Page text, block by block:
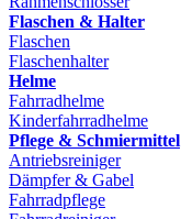
Flaschen & Halter
Flaschen
Flaschenhalter
Helme
Fahrradhelme
Kinderfahrradhelme
Pflege & Schmiermittel
Antriebsreiniger
Dämpfer & Gabel
Fahrradpflege